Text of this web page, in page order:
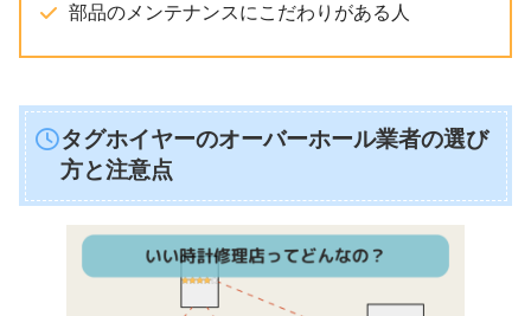
部品のメンテナンスにこだわりがある人
タグホイヤーのオーバーホール業者の選び
方と注意点